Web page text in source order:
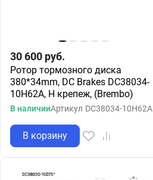
30 600 руб.
Ротор тормозного диска
380*34mm, DC Brakes DC38034-
10H62A, H крепеж, (Brembo)
В наличииАртикул DC38034-10H62A
В корзину